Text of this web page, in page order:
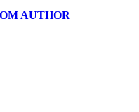
AUTHOR